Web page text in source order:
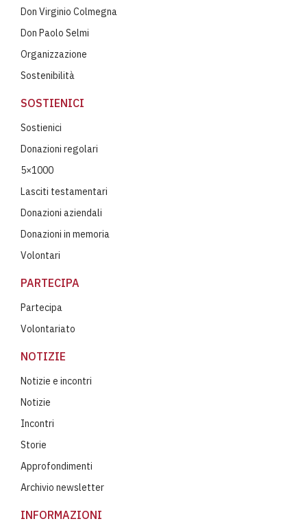
Don Virginio Colmegna
Don Paolo Selmi
Organizzazione
Sostenibilità
SOSTIENICI
Sostienici
Donazioni regolari
5×1000
Lasciti testamentari
Donazioni aziendali
Donazioni in memoria
Volontari
PARTECIPA
Partecipa
Volontariato
NOTIZIE
Notizie e incontri
Notizie
Incontri
Storie
Approfondimenti
Archivio newsletter
INFORMAZIONI